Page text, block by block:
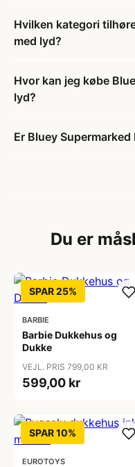
Hvilken kategori
med lyd?
Hvor kan jeg købe
lyd?
Er Bluey
Du er
SPAR 25%
BARBIE
Barbie Dukkehus og
Dukke
VEJL. PRIS 799,00 KR
599,00 kr
SPAR 10%
EUROTOYS